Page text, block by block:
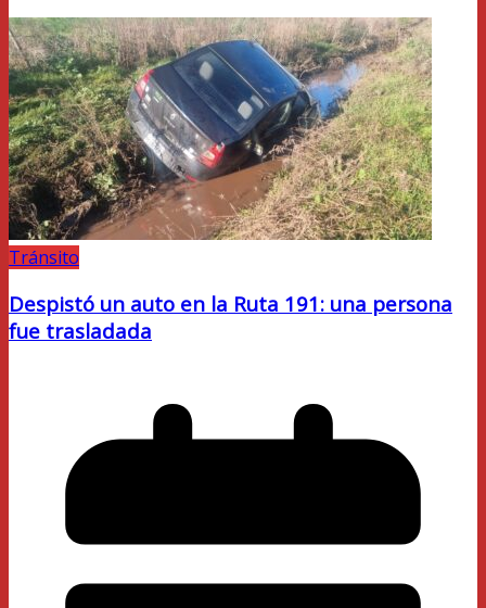
Tránsito
Despistó un auto en la Ruta 191: una persona
fue trasladada